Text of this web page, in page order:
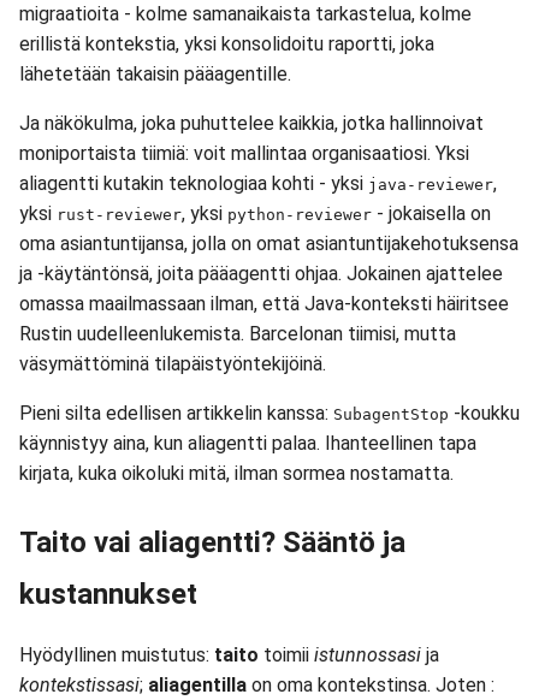
migraatioita - kolme samanaikaista tarkastelua, kolme
erillistä kontekstia, yksi konsolidoitu raportti, joka
lähetetään takaisin pääagentille.
Ja näkökulma, joka puhuttelee kaikkia, jotka hallinnoivat
moniportaista tiimiä: voit mallintaa organisaatiosi. Yksi
aliagentti kutakin teknologiaa kohti - yksi java-reviewer,
yksi rust-reviewer, yksi python-reviewer - jokaisella on
oma asiantuntijansa, jolla on omat asiantuntijakehotuksensa
ja -käytäntönsä, joita pääagentti ohjaa. Jokainen ajattelee
omassa maailmassaan ilman, että Java-konteksti häiritsee
Rustin uudelleenlukemista. Barcelonan tiimisi, mutta
väsymättöminä tilapäistyöntekijöinä.
Pieni silta edellisen artikkelin kanssa: SubagentStop -koukku
käynnistyy aina, kun aliagentti palaa. Ihanteellinen tapa
kirjata, kuka oikoluki mitä, ilman sormea nostamatta.
Taito vai aliagentti? Sääntö ja
kustannukset
Hyödyllinen muistutus: taito toimii istunnossasi ja
kontekstissasi; aliagentilla on oma kontekstinsa. Joten :